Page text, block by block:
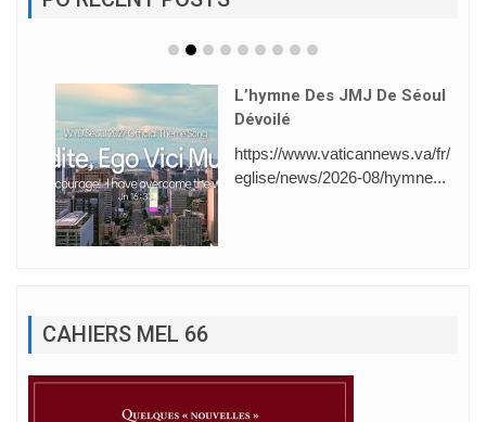
L’hymne Des JMJ De Séoul
Dévoilé
https://www.vaticannews.va/fr/
eglise/news/2026-08/hymne...
CAHIERS MEL 66